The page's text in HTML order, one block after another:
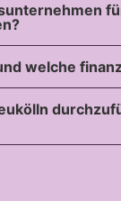
welche